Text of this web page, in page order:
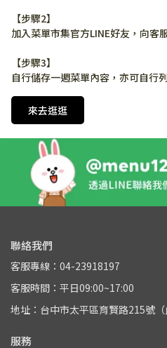
【步驟2】
加入菜單市集官方LINE好友，向客
【步驟3】
自行儲存一週菜單內容，亦可自行
來去逛逛
聯絡我們
客服專線：04-23918197
客服時間：平日09:00~17:00
地址：台中市太平區育賢路215號（
服務